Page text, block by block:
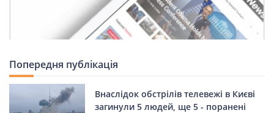
Попередня публікація
Внаслідок обстрілів телевежі в Києві
загинули 5 людей, ще 5 - поранені